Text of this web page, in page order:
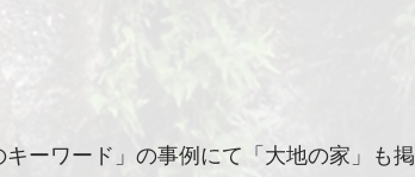
ーワード」の事例にて「大地の家」も